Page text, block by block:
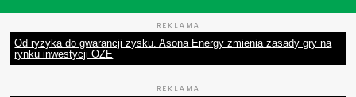
REKLAMA
Od ryzyka do gwarancji zysku. Asona Energy zmienia zasady gry na
rynku inwestycji OZE
REKLAMA